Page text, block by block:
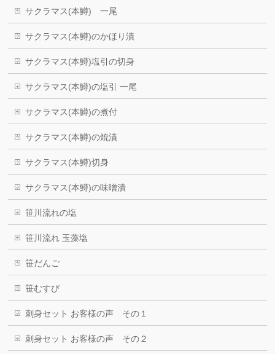
サクラマス(本鱒) 一尾
サクラマス(本鱒)のかほり漬
サクラマス(本鱒)塩引の切身
サクラマス(本鱒)の塩引 一尾
サクラマス(本鱒)の煮付
サクラマス(本鱒)の焼漬
サクラマス(本鱒)切身
サクラマス(本鱒)の味噌漬
笹川流れの塩
笹川流れ 玉藻塩
笹だんご
笹むすび
刺身セット お客様の声 その１
刺身セット お客様の声 その２